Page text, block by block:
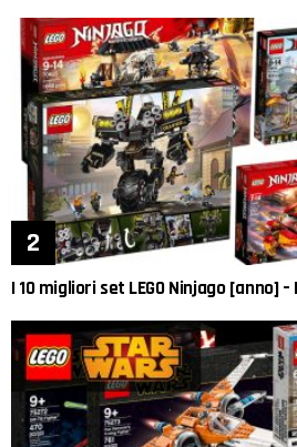
I 10 migliori set LEGO Ninjago [anno]